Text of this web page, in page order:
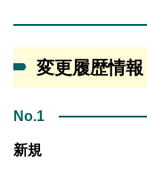
変更履歴情報
No.1
新規